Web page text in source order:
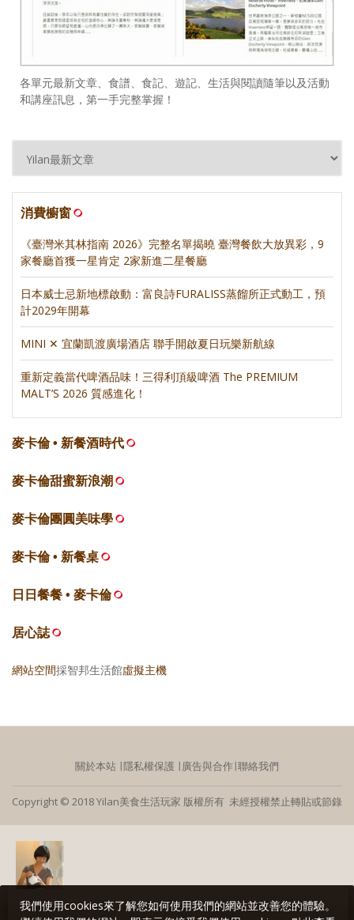
各單元最新文章、食譜、食記、遊記、生活與閱讀隨筆以及活動
和講座訊息，第一手完整掌握！
消費櫥窗
《臺灣米其林指南 2026》完整名單揭曉 臺灣餐飲大放異彩，9
家餐廳首獲一星肯定 2家新進二星餐廳
日本威士忌新地標啟動：富良詩FURALISS蒸餾所正式動工，預
計2029年開幕
MINI ✕ 宜蘭凱渡廣場酒店 聯手開啟夏日玩樂新航線
重新定義當代啤酒品味！三得利頂級啤酒 The PREMIUM
MALT’S 2026 質感進化！
麥卡倫 • 新餐酒時代
麥卡倫甜蜜新浪潮
麥卡倫團圓美味學
麥卡倫 • 新餐桌
日日餐餐 • 麥卡倫
居心誌
網站空間採智邦生活館虛擬主機
關於本站 ∣隱私權保護 ∣廣告與合作∣聯絡我們
Copyright © 2018 Yilan美食生活玩家 版權所有 未經授權禁止轉貼或節錄
我們使用cookies來了解您如何使用我們的網站並改善您的體驗。